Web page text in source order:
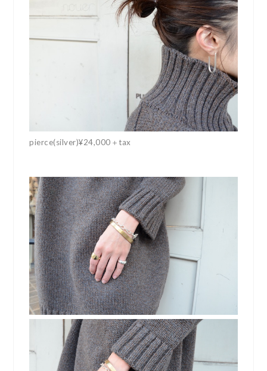
pierce(silver)¥24,000＋tax